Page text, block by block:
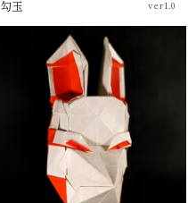
チュートリアル
勾玉 ver1.0